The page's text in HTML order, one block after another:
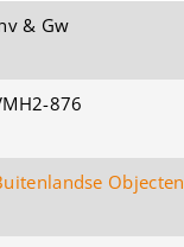
& Gw
876
Objecten